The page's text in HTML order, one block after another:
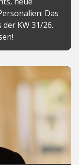
Das
KW 31/26.